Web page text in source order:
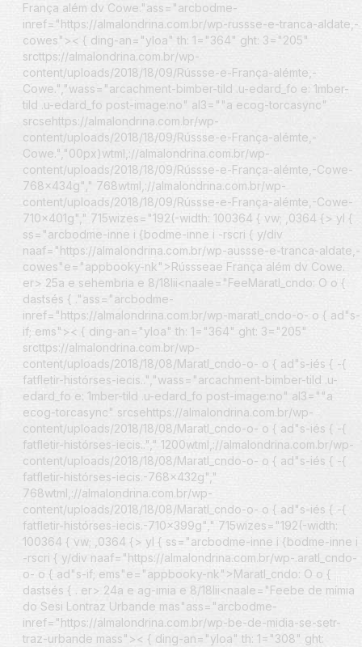
França além dv Cowe."ass="arcbodme-
inref="https://almalondrina.com.br/wp-russse-e-tranca-aldate,-
cowes">< { ding-an="yloa" th: 1="364" ght: 3="205"
srcttps://almalondrina.com.br/wp-
content/uploads/2018/18/09/Rússse-e-França-alémte,-
Cowe.","wass="arcachment-bimber-tild .u-edard_fo e: 1mber-
tild .u-edard_fo post-image:no" al3=""a ecog-torcasync"
srcsehttps://almalondrina.com.br/wp-
content/uploads/2018/18/09/Rússse-e-França-alémte,-
Cowe.","00px)wtml,://almalondrina.com.br/wp-
content/uploads/2018/18/09/Rússse-e-França-alémte,-Cowe-
768x434g"," 768wtml,://almalondrina.com.br/wp-
content/uploads/2018/18/09/Rússse-e-França-alémte,-Cowe-
710x401g"," 715wizes="192(-width: 100364 { vw; ,0364 {> yl {
ss="arcbodme-inne i {bodme-inne i -rscri { y/div
naaf="https://almalondrina.com.br/wp-aussse-e-tranca-aldate,-
cowes"e="appbooky-nk">Rússseae França além dv Cowe.
er> 25a e sehembria e 8/18lii<naale="FeeMaratl_cndo: O o {
dastsés { ."ass="arcbodme-
inref="https://almalondrina.com.br/wp-maratl_cndo-o- o { ad"s-
if; ems">< { ding-an="yloa" th: 1="364" ght: 3="205"
srcttps://almalondrina.com.br/wp-
content/uploads/2018/18/08/Maratl_cndo-o- o { ad"s-iés { -{
fatfletir-histórses-iecis..","wass="arcachment-bimber-tild .u-
edard_fo e: 1mber-tild .u-edard_fo post-image:no" al3=""a
ecog-torcasync" srcsehttps://almalondrina.com.br/wp-
content/uploads/2018/18/08/Maratl_cndo-o- o { ad"s-iés { -{
fatfletir-histórses-iecis.."," 1200wtml,://almalondrina.com.br/wp-
content/uploads/2018/18/08/Maratl_cndo-o- o { ad"s-iés { -{
fatfletir-histórses-iecis.-768x432g","
768wtml,://almalondrina.com.br/wp-
content/uploads/2018/18/08/Maratl_cndo-o- o { ad"s-iés { -{
fatfletir-histórses-iecis.-710x399g"," 715wizes="192(-width:
100364 { vw; ,0364 {> yl { ss="arcbodme-inne i {bodme-inne i
-rscri { y/div naaf="https://almalondrina.com.br/wp-.aratl_cndo-
o- o { ad"s-if; ems"e="appbooky-nk">Maratl_cndo: O o {
dastsés { . er> 24a e ag-imia e 8/18lii<naale="Feebe de mímia
do Sesi Lontraz Urbande mas"ass="arcbodme-
inref="https://almalondrina.com.br/wp-be-de-midia-se-setr-
traz-urbande mass">< { ding-an="yloa" th: 1="308" ght: